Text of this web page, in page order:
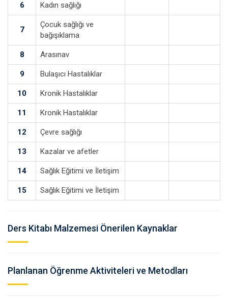
6 Kadın sağlığı
7
Çocuk sağlığı ve
bağışıklama
8 Arasınav
9 Bulaşıcı Hastalıklar
10 Kronik Hastalıklar
11 Kronik Hastalıklar
12 Çevre sağlığı
13 Kazalar ve afetler
14 Sağlık Eğitimi ve İletişim
15 Sağlık Eğitimi ve İletişim
Ders Kitabı Malzemesi Önerilen Kaynaklar
Planlanan Öğrenme Aktiviteleri ve Metodları